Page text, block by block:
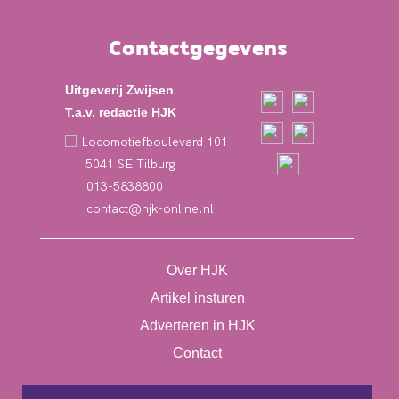
Over HJK
Artikel insturen
Adverteren in HJK
Contact
Contactgegevens
Uitgeverij Zwijsen
T.a.v. redactie HJK
Locomotiefboulevard 101
5041 SE Tilburg
013-5838800
contact@hjk-online.nl